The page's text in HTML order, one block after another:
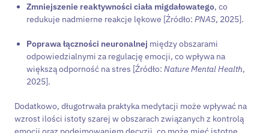
Zmniejszenie reaktywności ciała migdałowatego, co
redukuje nadmierne reakcje lękowe [Źródło: PNAS, 2025].
Poprawa łączności neuronalnej między obszarami
odpowiedzialnymi za regulację emocji, co wpływa na
większą odporność na stres [Źródło: Nature Mental Health,
2025].
Dodatkowo, długotrwała praktyka medytacji może wpływać na
wzrost ilości istoty szarej w obszarach związanych z kontrolą